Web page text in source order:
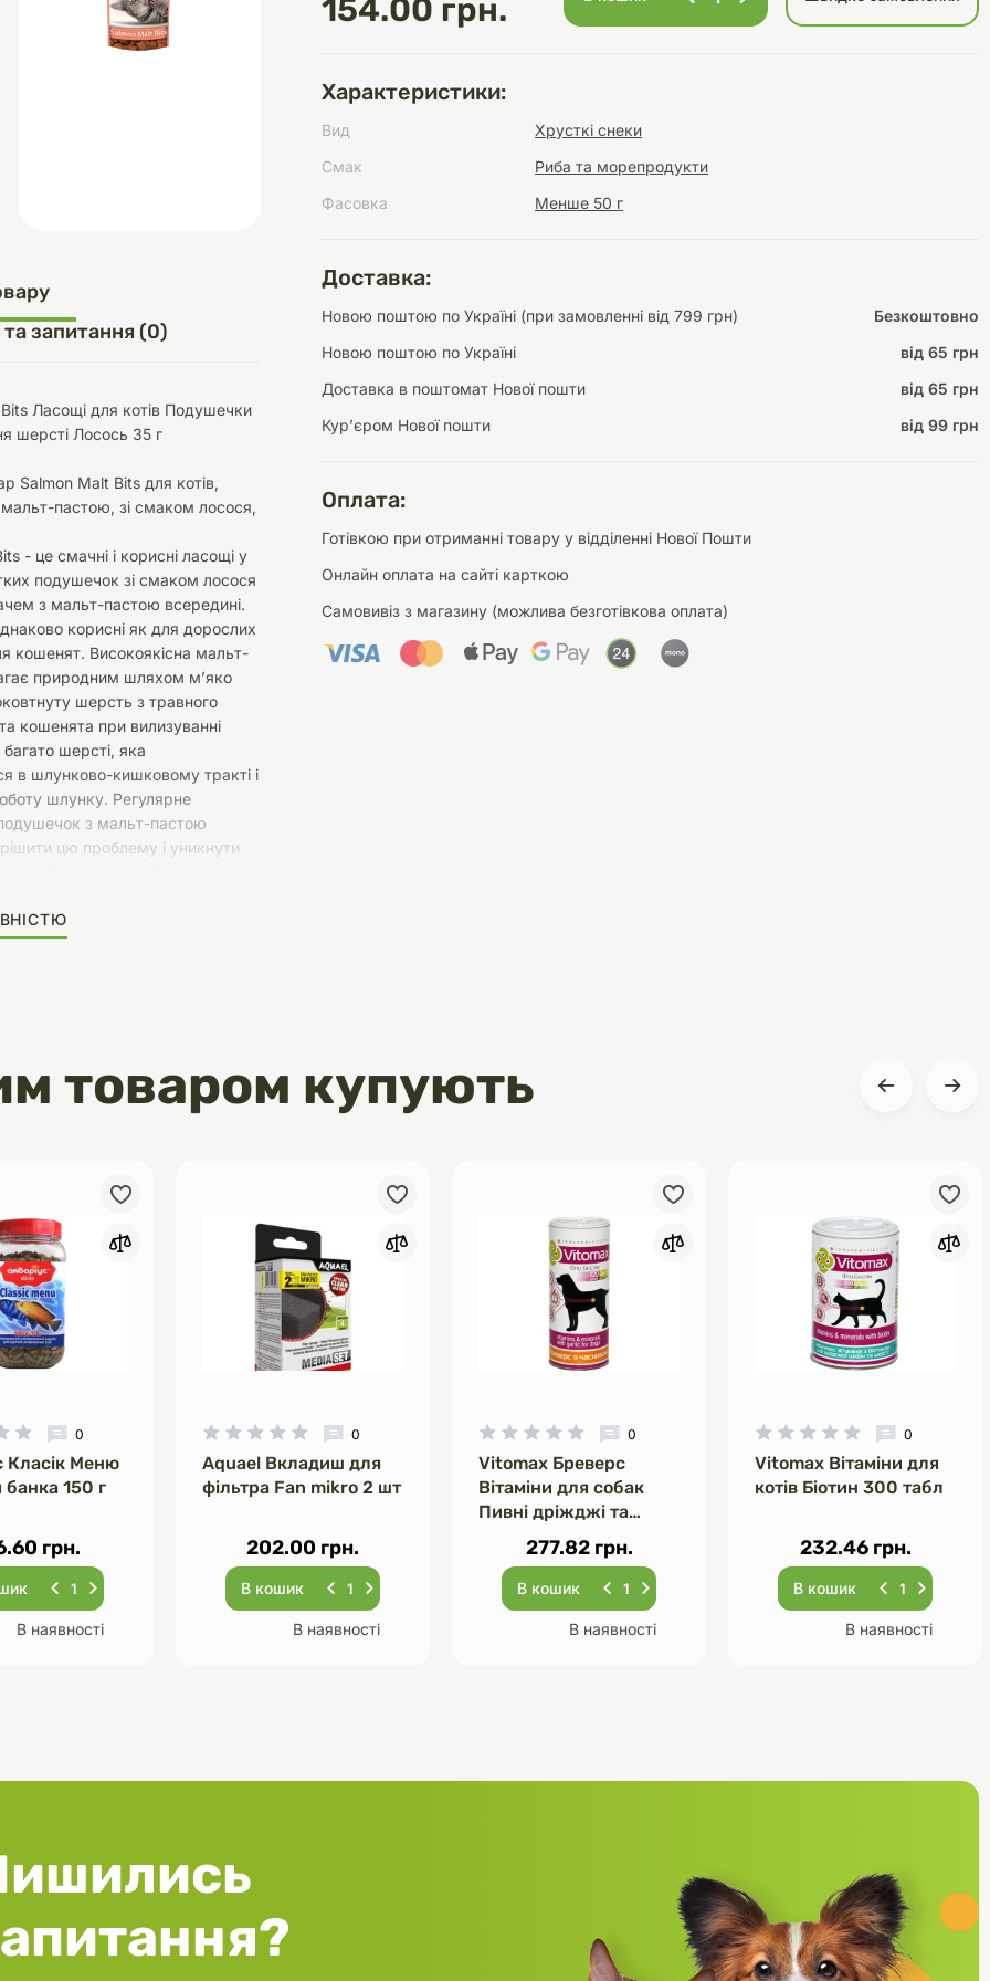
догляду
Переноски Автоаксесуари
та аскесуари
Інструменти для
догляду
Обігрівачі Освітлення
Засоби для догляду Декорації
154.00 грн.
Характеристики:
Вид
Хрусткі снеки
Смак
Риба та морепродукти
Фасовка
Менше 50 г
Доставка:
Новою поштою по Україні (при замовленні від 799 грн)
Безкоштовно
Новою поштою по Україні
від 65 грн
Доставка в поштомат Нової пошти
від 65 грн
Курʼєром Нової пошти
від 99 грн
Оплата:
Готівкою при отриманні товару у відділенні Нової Пошти
Онлайн оплата на сайті карткою
Самовивіз з магазину (можлива безготівкова оплата)
та запитання (0)
Ласощі для котів Подушечки
шерсті Лосось 35 г
Salmon Malt Bits для котів,
пастою, зі смаком лосося,
- це смачні і корисні ласощі у
подушечок зі смаком лосося
з мальт-пастою всередині.
корисні як для дорослих
кошенят. Високоякісна мальт-
природним шляхом м’яко
шерсть з травного
кошенята при вилизуванні
шерсті, яка
в шлунково-кишковому тракті і
шлунку. Регулярне
з мальт-пастою
цю проблему і уникнути
і молочні продукти, олії і
товаром купують
0
Класік Меню
150 г
грн.
В наявності
0
Aquael Вкладиш для
фільтра Fan mikro 2 шт
202.00 грн.
В кошик
В наявності
0
Vitomax Бреверс
Вітаміни для собак
Пивні дріжджі та
Часник 120 табл
277.82 грн.
В кошик
В наявності
0
Vitomax Вітаміни для
котів Біотин 300 табл
232.46 грн.
В кошик
В наявності